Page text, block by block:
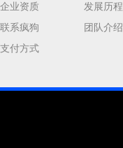
网站seo 专业
企业资质
发展历程
联系疯狗
团队介绍
支付方式